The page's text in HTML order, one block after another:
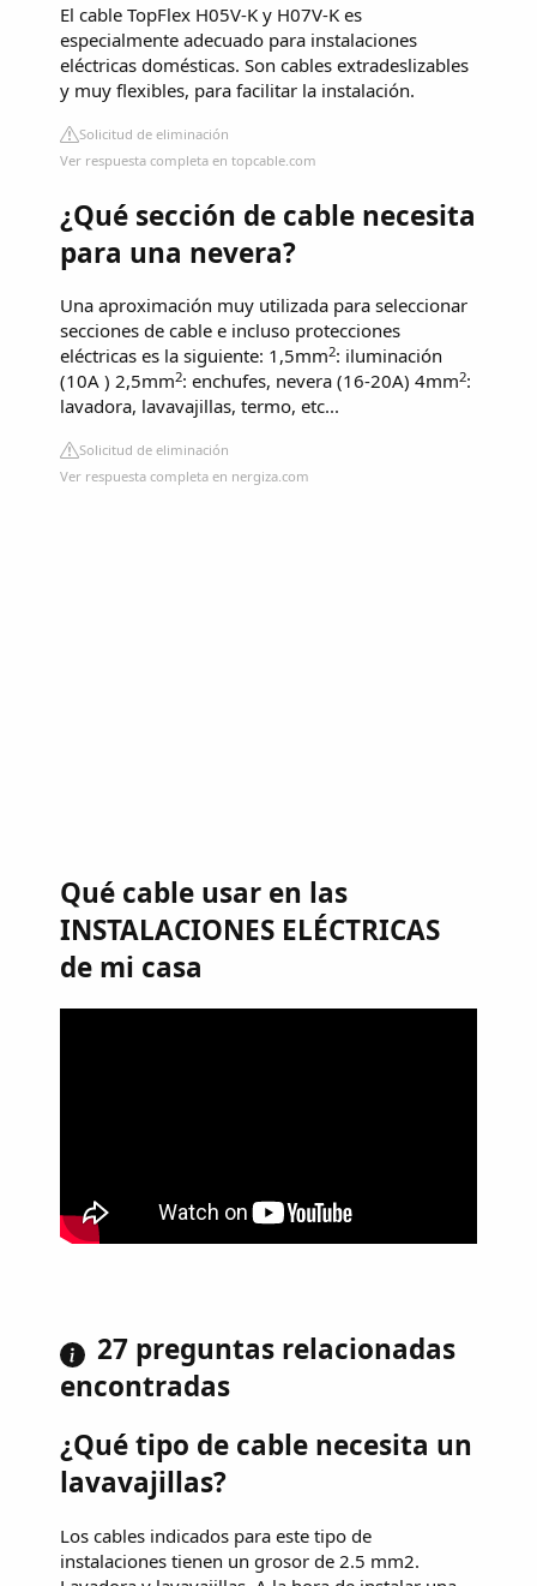
El cable TopFlex H05V-K y H07V-K es
especialmente adecuado para instalaciones
eléctricas domésticas. Son cables extradeslizables
y muy flexibles, para facilitar la instalación.
Solicitud de eliminación
Ver respuesta completa en topcable.com
¿Qué sección de cable necesita
para una nevera?
Una aproximación muy utilizada para seleccionar
secciones de cable e incluso protecciones
eléctricas es la siguiente: 1,5mm2: iluminación
(10A ) 2,5mm2: enchufes, nevera (16-20A) 4mm2:
lavadora, lavavajillas, termo, etc...
Solicitud de eliminación
Ver respuesta completa en nergiza.com
Qué cable usar en las
INSTALACIONES ELÉCTRICAS
de mi casa
27 preguntas relacionadas
encontradas
¿Qué tipo de cable necesita un
lavavajillas?
Los cables indicados para este tipo de
instalaciones tienen un grosor de 2.5 mm2.